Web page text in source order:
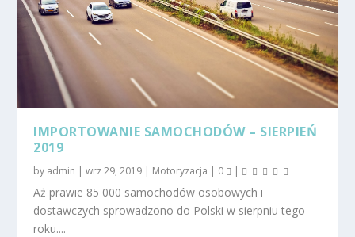
IMPORTOWANIE SAMOCHODÓW – SIERPIEŃ
2019
by admin |wrz 29, 2019 | Motoryzacja | 0 |
Aż prawie 85 000 samochodów osobowych i
dostawczych sprowadzono do Polski w sierpniu tego
roku....